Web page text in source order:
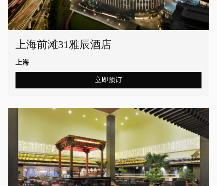
上海前滩31雅辰酒店
上海
立即预订